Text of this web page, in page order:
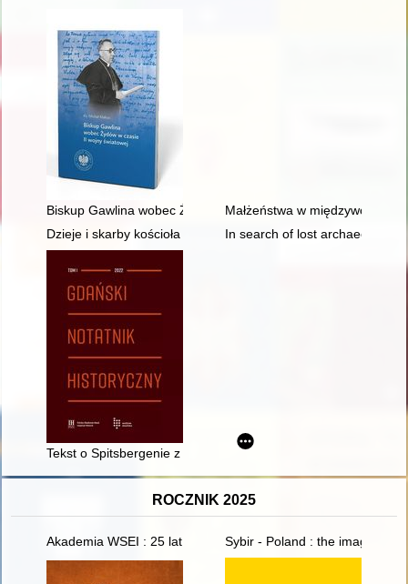
Biskup Gawlina wobec Żydów w czasie II wojny światowej
Małżeństwa w
Dzieje i skarby kościoła św. Jakuba w Toruniu - recenzja]
In search of lost
Tekst o Spitsbergenie z 1782 roku jako przykład
ROCZNIK 2025
Akademia WSEI : 25 lat Sybir - Poland : the image of